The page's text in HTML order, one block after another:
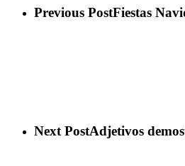
Previous PostFiestas
Next PostAdjetivos